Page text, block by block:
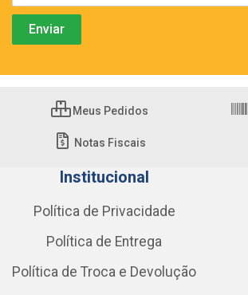
Meus Pedidos
Notas Fiscais
Institucional
Política de Privacidade
Política de Entrega
Política de Troca e Devolução